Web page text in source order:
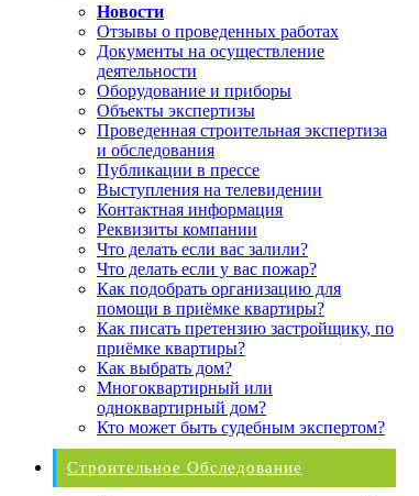
Новости
Отзывы о проведенных работах
Документы на осуществление
деятельности
Оборудование и приборы
Объекты экспертизы
Проведенная строительная экспертиза
и обследования
Публикации в прессе
Выступления на телевидении
Контактная информация
Реквизиты компании
Что делать если вас залили?
Что делать если у вас пожар?
Как подобрать организацию для
помощи в приёмке квартиры?
Как писать претензию застройщику, по
приёмке квартиры?
Как выбрать дом?
Многоквартирный или
одноквартирный дом?
Кто может быть судебным экспертом?
Строительное Обследование